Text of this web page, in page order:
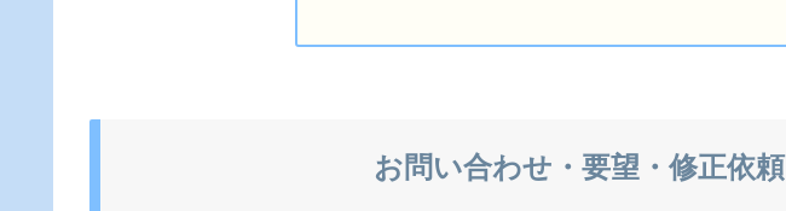
お問い合わせ・要望・修正依頼